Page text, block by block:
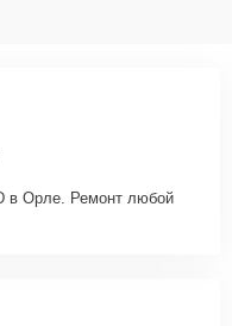
в Орле. Ремонт любой